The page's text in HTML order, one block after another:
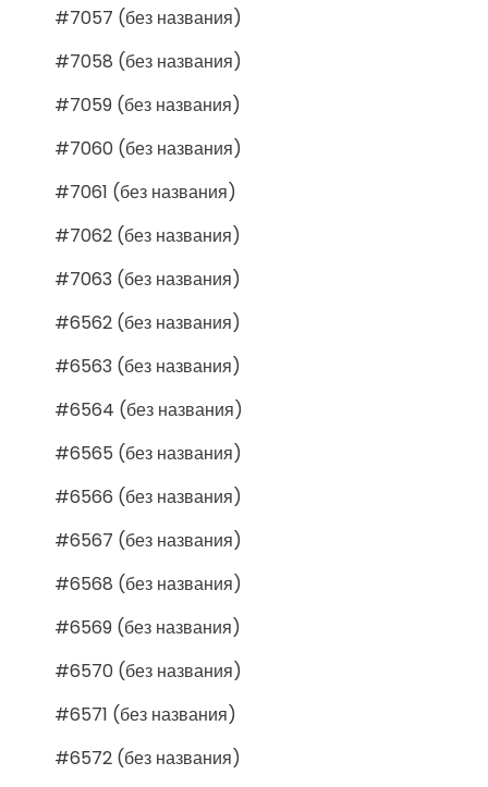
#7057 (без названия)
#7058 (без названия)
#7059 (без названия)
#7060 (без названия)
#7061 (без названия)
#7062 (без названия)
#7063 (без названия)
#6562 (без названия)
#6563 (без названия)
#6564 (без названия)
#6565 (без названия)
#6566 (без названия)
#6567 (без названия)
#6568 (без названия)
#6569 (без названия)
#6570 (без названия)
#6571 (без названия)
#6572 (без названия)